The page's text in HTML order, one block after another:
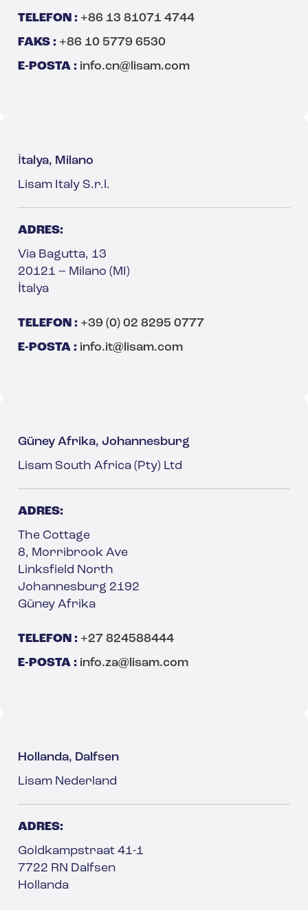
TELEFON : +86 13 81071 4744
FAKS : +86 10 5779 6530
E-POSTA : info.cn@lisam.com
İtalya, Milano
Lisam Italy S.r.l.
ADRES:
Via Bagutta, 13
20121 – Milano (MI)
İtalya
TELEFON : +39 (0) 02 8295 0777
E-POSTA : info.it@lisam.com
Güney Afrika, Johannesburg
Lisam South Africa (Pty) Ltd
ADRES:
The Cottage
8, Morribrook Ave
Linksfield North
Johannesburg 2192
Güney Afrika
TELEFON : +27 824588444
E-POSTA : info.za@lisam.com
Hollanda, Dalfsen
Lisam Nederland
ADRES:
Goldkampstraat 41-1
7722 RN Dalfsen
Hollanda